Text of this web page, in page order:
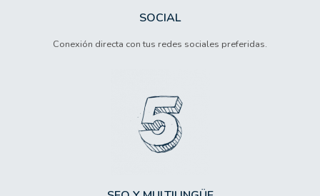
SOCIAL
Conexión directa con tus redes sociales preferidas.